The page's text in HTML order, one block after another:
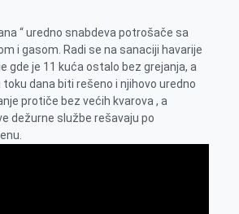
“ uredno snabdeva potrošače sa
i gasom. Radi se na sanaciji havarije
gde je 11 kuća ostalo bez grejanja, a
dana biti rešeno i njihovo uredno
protiče bez većih kvarova , a
dežurne službe rešavaju po